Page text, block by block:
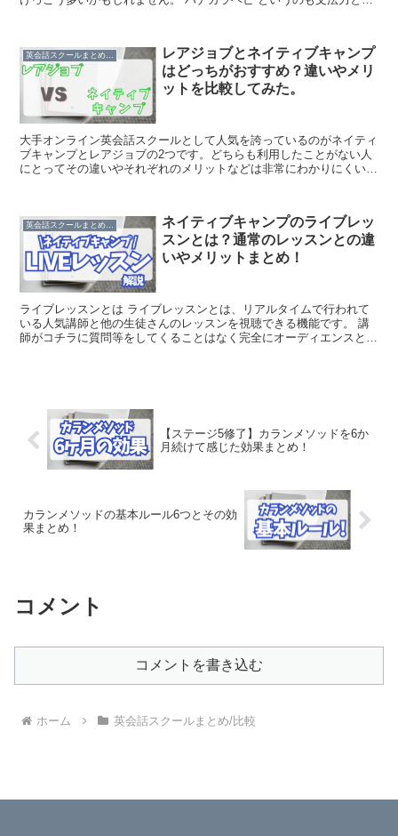
英会話スクールまとめ/比較
レアジョブとネイティブキャンプ
はどっちがおすすめ？違いやメリ
ットを比較してみた。
大手オンライン英会話スクールとして人気を誇っているのがネイティ
ブキャンプとレアジョブの2つです。どちらも利用したことがない人
にとってその違いやそれぞれのメリットなどは非常にわかりにくいで
英会話スクールまとめ/比較
ネイティブキャンプのライブレッ
スンとは？通常のレッスンとの違
いやメリットまとめ！
ライブレッスンとは ライブレッスンとは、リアルタイムで行われて
いる人気講師と他の生徒さんのレッスンを視聴できる機能です。 講
師がコチラに質問等をしてくることはなく完全にオーディエンスとし
【ステージ5修了】カランメソッドを6か
月続けて感じた効果まとめ！
カランメソッドの基本ルール6つとその効
果まとめ！
コメント
コメントを書き込む
ホーム 英会話スクールまとめ/比較